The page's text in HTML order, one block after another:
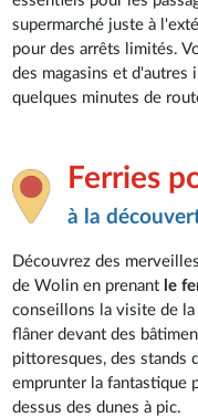
supermarché juste à
pour des arrêts limités.
des magasins et
quelques minutes de
Ferries
à la
Découvrez des
de Wolin en prenant le
conseillons la visite de
flâner devant des
pittoresques, des stands
emprunter la fantastique
dessus des dunes à pic.